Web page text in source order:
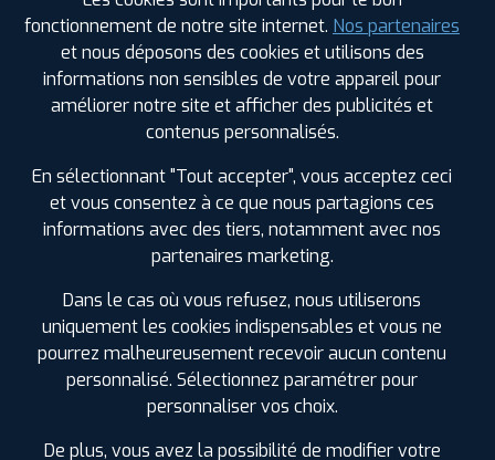
conception spécifique assure un meilleur grip et
une stabilité optimale, pour une conduite en toute
sérénité.
Pneus 4 saisons Tracmax
Alliant les caractéristiques des pneus été et hiver,
les pneus 4 saisons Tracmax s’adaptent aux
variations climatiques et assurent une adhérence
optimale en toutes circonstances. Polyvalents et
fiables, ils permettent de rouler en toute
tranquillité, quelle que soit la météo.
Plus et choisissez le pneu adapté à vos besoins.
PNEU ÉTÉ
fonctionnement de notre site internet. Nos partenaires
et nous déposons des cookies et utilisons des
informations non sensibles de votre appareil pour
améliorer notre site et afficher des publicités et
contenus personnalisés.
En sélectionnant "Tout accepter", vous acceptez ceci
et vous consentez à ce que nous partagions ces
informations avec des tiers, notamment avec nos
partenaires marketing.
Dans le cas où vous refusez, nous utiliserons
uniquement les cookies indispensables et vous ne
pourrez malheureusement recevoir aucun contenu
personnalisé. Sélectionnez paramétrer pour
personnaliser vos choix.
De plus, vous avez la possibilité de modifier votre